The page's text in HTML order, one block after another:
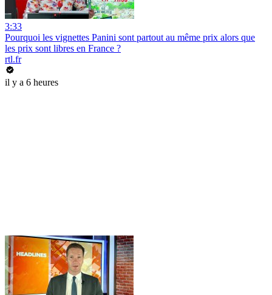
3:33
Pourquoi les vignettes Panini sont partout au même prix alors que
les prix sont libres en France ?
rtl.fr
il y a 6 heures